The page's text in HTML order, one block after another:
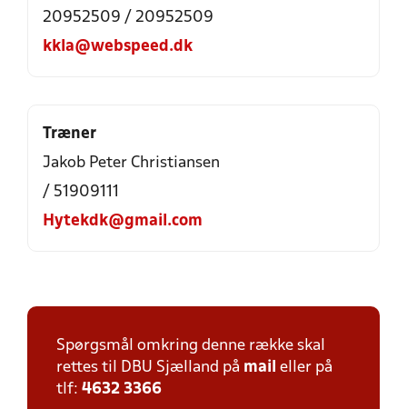
20952509 / 20952509
kkla@webspeed.dk
Træner
Jakob Peter Christiansen
/ 51909111
Hytekdk@gmail.com
Spørgsmål omkring denne række skal
rettes til DBU Sjælland på mail eller på
tlf: 4632 3366